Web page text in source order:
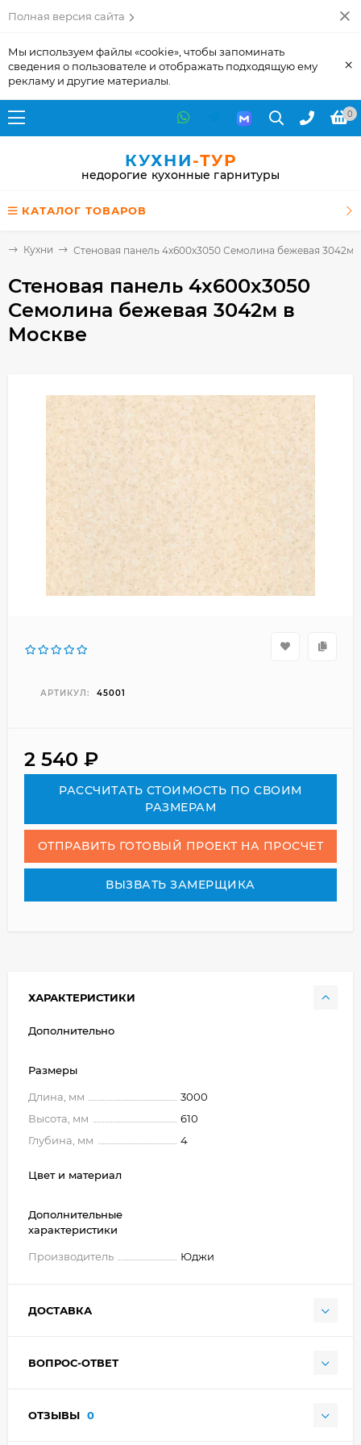
Полная версия сайта
Мы используем файлы «cookie», чтобы запоминать
сведения о пользователе и отображать подходящую ему
рекламу и другие материалы.
×
0
КУХНИ-ТУР
недорогие кухонные гарнитуры
КАТАЛОГ ТОВАРОВ
Кухни Стеновая панель 4х600х3050 Семолина бежевая 3042м
Стеновая панель 4х600х3050
Семолина бежевая 3042м в
Москве
АРТИКУЛ: 45001
2 540 ₽
РАСCЧИТАТЬ СТОИМОСТЬ ПО СВОИМ
РАЗМЕРАМ
ОТПРАВИТЬ ГОТОВЫЙ ПРОЕКТ НА ПРОСЧЕТ
ВЫЗВАТЬ ЗАМЕРЩИКА
ХАРАКТЕРИСТИКИ
Дополнительно
Размеры
Длина, мм
3000
Высота, мм
610
Глубина, мм
4
Цвет и материал
Дополнительные
характеристики
Производитель Юджи
ДОСТАВКА
ВОПРОС-ОТВЕТ
ОТЗЫВЫ 0